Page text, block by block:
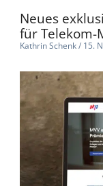
Neues
für
Kathrin Schenk 15.